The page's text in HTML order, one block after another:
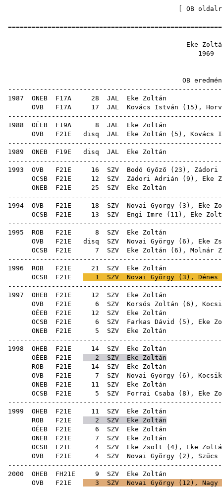
OB
Eke
OB
1987 ONEB F17A 28 JAL
OVB F17A 17 JAL Kovács István ( 15 ),
1988 OÉEB F19A 8 JAL
OVB F21E disq JAL Eke Zoltán ( 5 ), Kovács
1989 ONEB F19E disq JAL
1993 OVB F21E 16 SZV Bodó Győző ( 23 ), Zádori
OCSB F21E 12 SZV Zádori Adrián ( 9 ), Eke
ONEB F21E 25 SZV
1994 OVB F21E 18 SZV Novai György ( 3 ), Eke
OCSB F21E 13 SZV Engi Imre ( 11 ), Eke
1995 ROB F21E 8 SZV
OVB F21E disq SZV Novai György ( 6 ), Eke
OCSB F21E 7 SZV Eke Zoltán ( 6 ), Molnár
1996 ROB F21E 21 SZV
OCSB F21E 1 SZV Novai György ( 3 ),
1997 OHEB F21E 12 SZV
OVB F21E 6 SZV Korsós Zoltán ( 6 ),
OÉEB F21E 12 SZV
OCSB F21E 6 SZV Farkas Dávid ( 5 ), Eke
ONEB F21E 5 SZV
1998 OHEB F21E 14 SZV
OÉEB F21E 2 SZV Eke Zoltán
ROB F21E 14 SZV
OVB F21E 7 SZV Novai György ( 6 ),
ONEB F21E 11 SZV
OCSB F21E 5 SZV Forrai Csaba ( 8 ), Eke
1999 OHEB F21E 11 SZV
ROB F21E 2 SZV Eke Zoltán
OÉEB F21E 6 SZV
ONEB F21E 7 SZV
OCSB F21E 4 SZV Eke Zsolt ( 4), Eke
OVB F21E 4 SZV Novai György ( 2 ), Szűcs
2000 OHEB FH21E 9 SZV
OVB F21E 3 SZV Novai György ( 12 ), Nagy